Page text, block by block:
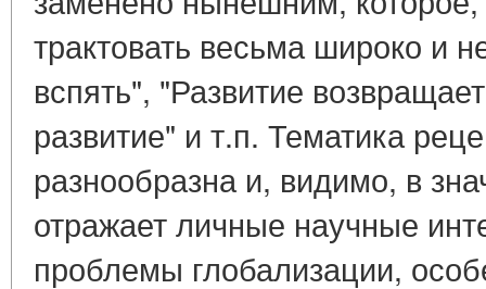
трактовать весьма широко и
вспять", "Развитие
развитие" и т.п. Тематика
разнообразна и, видимо, в
отражает личные научные
проблемы глобализации,